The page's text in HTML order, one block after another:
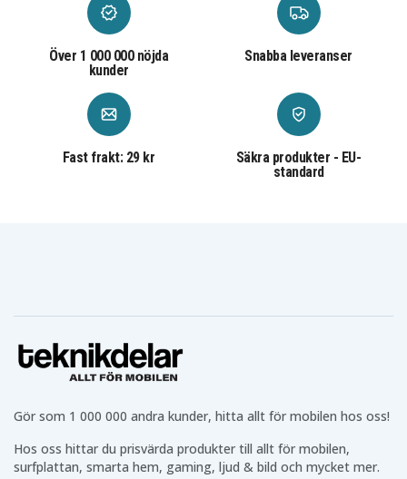
Över 1 000 000 nöjda
kunder
Snabba leveranser
Fast frakt: 29 kr
Säkra produkter - EU-
standard
Gör som 1 000 000 andra kunder, hitta allt för mobilen hos oss!
Hos oss hittar du prisvärda produkter till allt för mobilen,
surfplattan, smarta hem, gaming, ljud & bild och mycket mer.